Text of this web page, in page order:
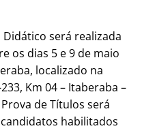
será realizada
os dias 5 e 9 de maio
localizado na
Km 04 – Itaberaba –
Prova de Títulos será
habilitados